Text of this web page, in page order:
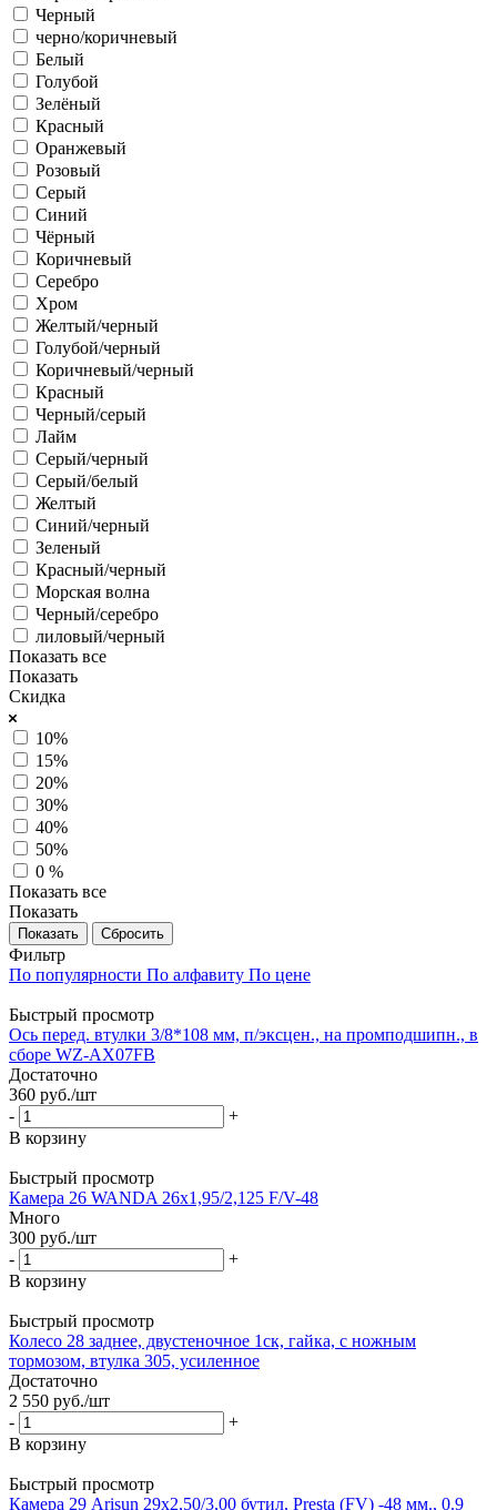
Черный
черно/коричневый
Белый
Голубой
Зелёный
Красный
Оранжевый
Розовый
Серый
Синий
Чёрный
Коричневый
Серебро
Хром
Желтый/черный
Голубой/черный
Коричневый/черный
Красный
Черный/серый
Лайм
Серый/черный
Серый/белый
Желтый
Синий/черный
Зеленый
Красный/черный
Морская волна
Черный/серебро
лиловый/черный
Показать все
Показать
Скидка
10%
15%
20%
30%
40%
50%
0 %
Показать все
Показать
Сбросить
Фильтр
По популярности По алфавиту По цене
Быстрый просмотр
Ось перед. втулки 3/8*108 мм, п/эксцен., на промподшипн., в
сборе WZ-AX07FB
Достаточно
360 руб./шт
-
+
В корзину
Быстрый просмотр
Камера 26 WANDA 26х1,95/2,125 F/V-48
Много
300 руб./шт
-
+
В корзину
Быстрый просмотр
Колесо 28 заднее, двустеночное 1ск, гайка, с ножным
тормозом, втулка 305, усиленное
Достаточно
2 550 руб./шт
-
+
В корзину
Быстрый просмотр
Камера 29 Arisun 29x2,50/3,00 бутил, Presta (FV) -48 мм., 0.9